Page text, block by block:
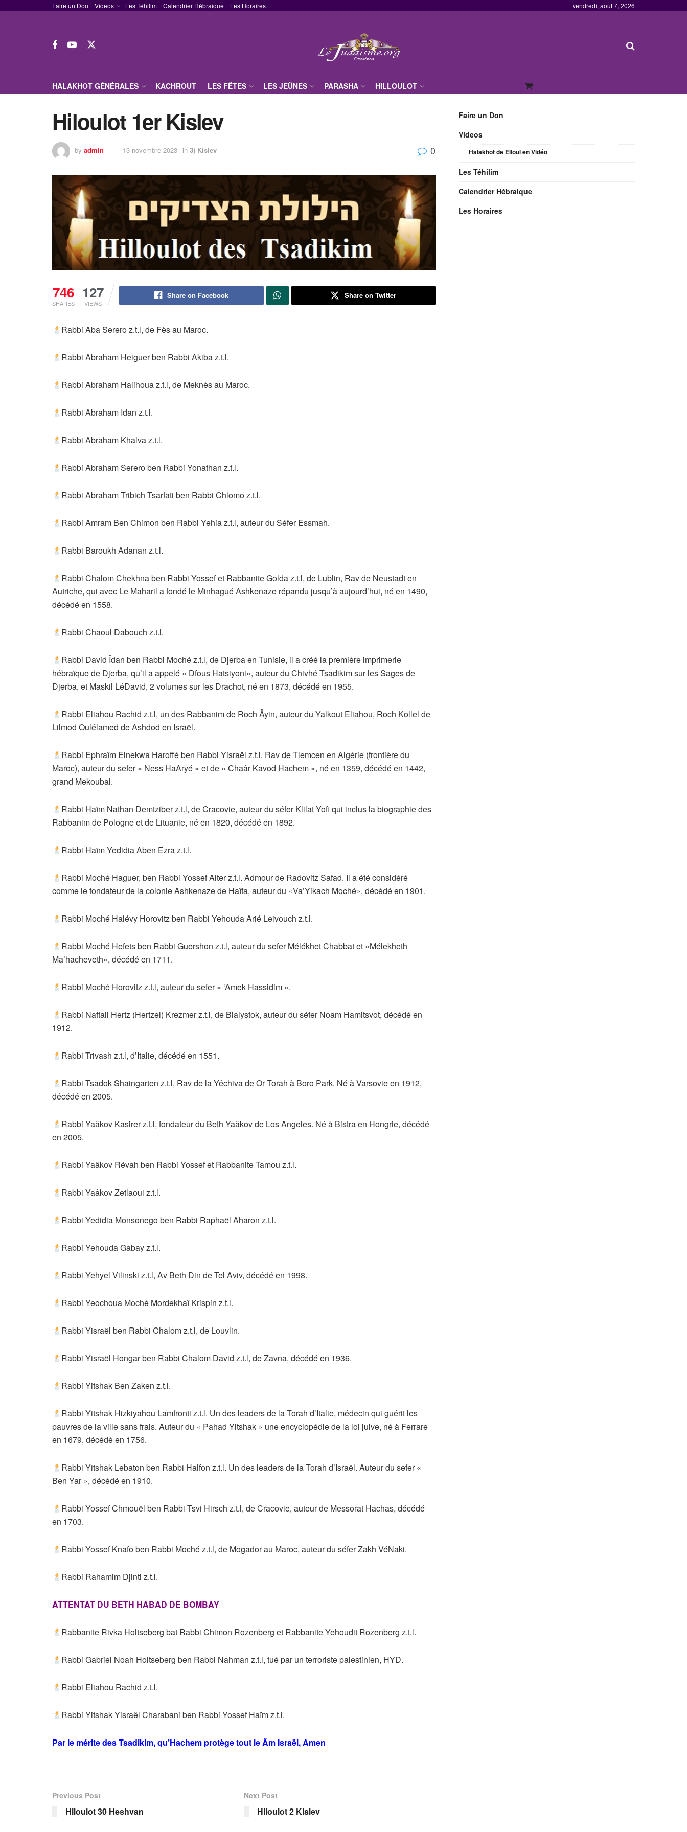
Faire un Don Videos Les Téhilim Calendrier Hébraique Les Horaires vendredi, août 7, 2026
HALAKHOT GÉNÉRALES KACHROUT LES FÊTES LES JEÛNES PARASHA HILLOULOT
Hiloulot 1er Kislev
by admin 13 novembre 2023 in 3) Kislev 0
746
SHARES
127
VIEWS
Share on Facebook Share on Twitter
Rabbi Aba Serero z.t.l, de Fès au Maroc.
Rabbi Abraham Heiguer ben Rabbi Akiba z.t.l.
Rabbi Abraham Halihoua z.t.l, de Meknès au Maroc.
Rabbi Abraham Idan z.t.l.
Rabbi Abraham Khalva z.t.l.
Rabbi Abraham Serero ben Rabbi Yonathan z.t.l.
Rabbi Abraham Tribich Tsarfati ben Rabbi Chlomo z.t.l.
Rabbi Amram Ben Chimon ben Rabbi Yehia z.t.l, auteur du Séfer Essmah.
Rabbi Baroukh Adanan z.t.l.
Rabbi Chalom Chekhna ben Rabbi Yossef et Rabbanite Golda z.t.l, de Lublin, Rav de Neustadt en
Autriche, qui avec Le Maharil a fondé le Minhagué Ashkenaze répandu jusqu’à aujourd’hui, né en 1490,
décédé en 1558.
Rabbi Chaoul Dabouch z.t.l.
Rabbi David Îdan ben Rabbi Moché z.t.l, de Djerba en Tunisie, il a créé la première imprimerie
hébraïque de Djerba, qu’il a appelé « Dfous Hatsiyoni», auteur du Chivhé Tsadikim sur les Sages de
Djerba, et Maskil LéDavid, 2 volumes sur les Drachot, né en 1873, décédé en 1955.
Rabbi Eliahou Rachid z.t.l, un des Rabbanim de Roch Âyin, auteur du Yalkout Eliahou, Roch Kollel de
Lilmod Oulélamed de Ashdod en Israël.
Rabbi Ephraïm Elnekwa Haroffé ben Rabbi Yisraël z.t.l. Rav de Tlemcen en Algérie (frontière du
Maroc), auteur du sefer « Ness HaAryé » et de « Chaâr Kavod Hachem », né en 1359, décédé en 1442,
grand Mekoubal.
Rabbi Haïm Nathan Demtziber z.t.l, de Cracovie, auteur du séfer Klilat Yofi qui inclus la biographie des
Rabbanim de Pologne et de Lituanie, né en 1820, décédé en 1892.
Rabbi Haïm Yedidia Aben Ezra z.t.l.
Rabbi Moché Haguer, ben Rabbi Yossef Alter z.t.l. Admour de Radovitz Safad. Il a été considéré
comme le fondateur de la colonie Ashkenaze de Haïfa, auteur du «Va’Yikach Moché», décédé en 1901.
Rabbi Moché Halévy Horovitz ben Rabbi Yehouda Arié Leivouch z.t.l.
Rabbi Moché Hefets ben Rabbi Guershon z.t.l, auteur du sefer Mélékhet Chabbat et «Mélekheth
Ma’hacheveth», décédé en 1711.
Rabbi Moché Horovitz z.t.l, auteur du sefer « ‘Amek Hassidim ».
Rabbi Naftali Hertz (Hertzel) Krezmer z.t.l, de Bialystok, auteur du séfer Noam Hamitsvot, décédé en
1912.
Rabbi Trivash z.t.l, d’Italie, décédé en 1551.
Rabbi Tsadok Shaingarten z.t.l, Rav de la Yéchiva de Or Torah à Boro Park. Né à Varsovie en 1912,
décédé en 2005.
Rabbi Yaâkov Kasirer z.t.l, fondateur du Beth Yaâkov de Los Angeles. Né à Bistra en Hongrie, décédé
en 2005.
Rabbi Yaâkov Révah ben Rabbi Yossef et Rabbanite Tamou z.t.l.
Rabbi Yaâkov Zetlaoui z.t.l.
Rabbi Yedidia Monsonego ben Rabbi Raphaël Aharon z.t.l.
Rabbi Yehouda Gabay z.t.l.
Rabbi Yehyel Vilinski z.t.l, Av Beth Din de Tel Aviv, décédé en 1998.
Rabbi Yeochoua Moché Mordekhaï Krispin z.t.l.
Rabbi Yisraël ben Rabbi Chalom z.t.l, de Louvlin.
Rabbi Yisraël Hongar ben Rabbi Chalom David z.t.l, de Zavna, décédé en 1936.
Rabbi Yitshak Ben Zaken z.t.l.
Rabbi Yitshak Hizkiyahou Lamfronti z.t.l. Un des leaders de la Torah d’Italie, médecin qui guérit les
pauvres de la ville sans frais. Auteur du « Pahad Yitshak » une encyclopédie de la loi juive, né à Ferrare
en 1679, décédé en 1756.
Rabbi Yitshak Lebaton ben Rabbi Halfon z.t.l. Un des leaders de la Torah d’Israël. Auteur du sefer «
Ben Yar », décédé en 1910.
Rabbi Yossef Chmouël ben Rabbi Tsvi Hirsch z.t.l, de Cracovie, auteur de Messorat Hachas, décédé
en 1703.
Rabbi Yossef Knafo ben Rabbi Moché z.t.l, de Mogador au Maroc, auteur du séfer Zakh VéNaki.
Rabbi Rahamim Djinti z.t.l.
ATTENTAT DU BETH HABAD DE BOMBAY
Rabbanite Rivka Holtseberg bat Rabbi Chimon Rozenberg et Rabbanite Yehoudit Rozenberg z.t.l.
Rabbi Gabriel Noah Holtseberg ben Rabbi Nahman z.t.l, tué par un terroriste palestinien, HYD.
Rabbi Eliahou Rachid z.t.l.
Rabbi Yitshak Yisraël Charabani ben Rabbi Yossef Haïm z.t.l.
Par le mérite des Tsadikim, qu’Hachem protège tout le Âm Israël, Amen
Previous Post
Hiloulot 30 Heshvan
Next Post
Hiloulot 2 Kislev
Faire un Don
Videos
Halakhot de Elloul en Vidéo
Les Téhilim
Calendrier Hébraique
Les Horaires